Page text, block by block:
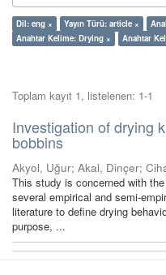
Dil: eng × Yayın Türü: article ×
Anahtar Kelime: Drying ×
Anahtar
Toplam kayıt 1, listelenen: 1-1
Investigation of drying
bobbins
Akyol, Uğur; Akal, Dinçer;
This study is concerned with
several empirical and semi-
literature to define drying
purpose, ...